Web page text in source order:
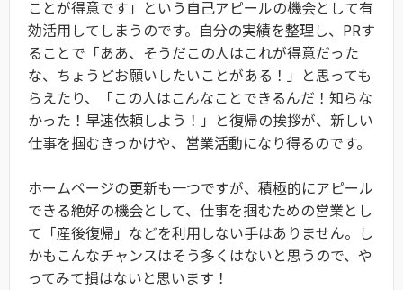
ことが得意です」という自己アピールの機会として有
効活用してしまうのです。自分の実績を整理し、PRす
ることで「ああ、そうだこの人はこれが得意だった
な、ちょうどお願いしたいことがある！」と思っても
らえたり、「この人はこんなことできるんだ！知らな
かった！早速依頼しよう！」と復帰の挨拶が、新しい
仕事を掴むきっかけや、営業活動になり得るのです。
ホームページの更新も一つですが、積極的にアピール
できる絶好の機会として、仕事を掴むための営業とし
て「産後復帰」などを利用しない手はありません。し
かもこんなチャンスはそう多くはないと思うので、や
ってみて損はないと思います！